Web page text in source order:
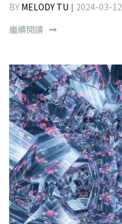
BY MELODY TU
2024-03-12
繼續閱讀